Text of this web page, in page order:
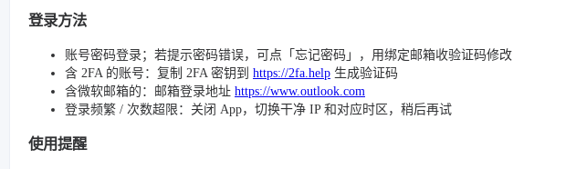
登录方法
账号密码登录；若提示密码错误，可点「忘记密码」，用绑定邮箱收验证码修改
含 2FA 的账号：复制 2FA 密钥到 https://2fa.help 生成验证码
含微软邮箱的：邮箱登录地址 https://www.outlook.com
登录频繁 / 次数超限：关闭 App，切换干净 IP 和对应时区，稍后再试
使用提醒